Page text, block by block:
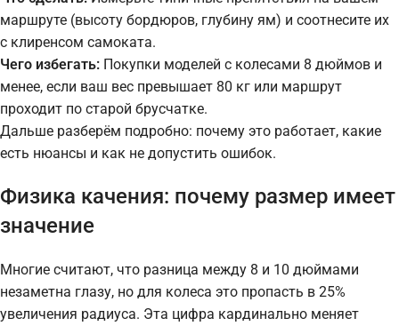
маршруте (высоту бордюров, глубину ям) и соотнесите их
с клиренсом самоката.
Чего избегать: Покупки моделей с колесами 8 дюймов и
менее, если ваш вес превышает 80 кг или маршрут
проходит по старой брусчатке.
Дальше разберём подробно: почему это работает, какие
есть нюансы и как не допустить ошибок.
Физика качения: почему размер имеет
значение
Многие считают, что разница между 8 и 10 дюймами
незаметна глазу, но для колеса это пропасть в 25%
увеличения радиуса. Эта цифра кардинально меняет